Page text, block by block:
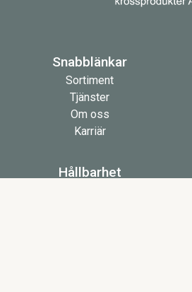
Snabblänkar
Sortiment
Tjänster
Om oss
Karriär
Hållbarhet